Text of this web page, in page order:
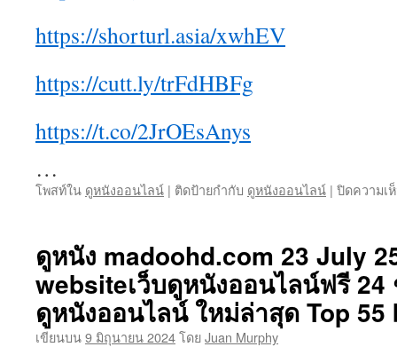
https://shorturl.asia/xwhEV
https://cutt.ly/trFdHBFg
https://t.co/2JrOEsAnys
…
โพสท์ใน ดูหนังออนไลน์ | ติดป้ายกำกับ ดูหนังออนไลน์ | ปิดความเ
ดูหนัง madoohd.com 23 July
websiteเว็บดูหนังออนไลน์ฟรี 24
ดูหนังออนไลน์ ใหม่ล่าสุด Top 55
เขียนบน9 มิถุนายน 2024โดยJuan Murphy